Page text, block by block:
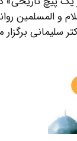
و المسلمین
سلیمانی